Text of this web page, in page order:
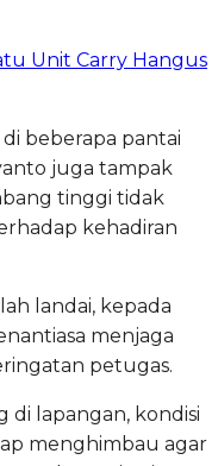
Unit Carry Hangus
beberapa pantai
juga tampak
tinggi tidak
kehadiran
landai, kepada
menjaga
petugas.
di lapangan, kondisi
menghimbau agar